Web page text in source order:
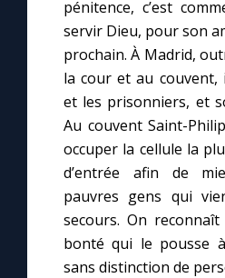
pénitence, c’est
servir Dieu, pour son
prochain. À Madrid,
la cour et au couvent,
et les prisonniers, et
Au couvent Saint-
occuper la cellule la
d’entrée afin de
pauvres gens qui
secours. On
bonté qui le pousse
sans distinction de